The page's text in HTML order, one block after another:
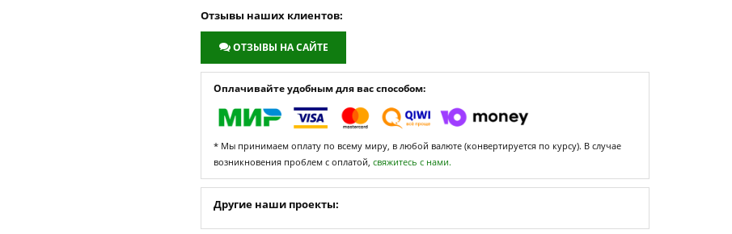
Отзывы наших клиентов:
ОТЗЫВЫ НА САЙТЕ
Оплачивайте удобным для вас способом:
* Мы принимаем оплату по всему миру, в любой валюте (конвертируется по курсу). В случае
возникновения проблем с оплатой, свяжитесь с нами.
Другие наши проекты: